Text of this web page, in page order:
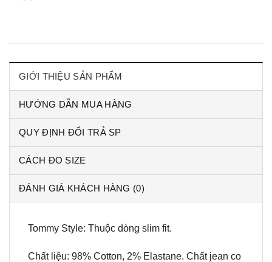
GIỚI THIỆU SẢN PHẨM
HƯỚNG DẪN MUA HÀNG
QUY ĐỊNH ĐỔI TRẢ SP
CÁCH ĐO SIZE
ĐÁNH GIÁ KHÁCH HÀNG (0)
Tommy Style: Thuộc dòng slim fit.
Chất liệu: 98% Cotton, 2% Elastane. Chất jean co